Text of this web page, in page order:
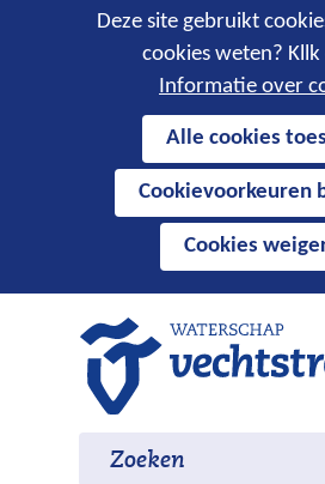
Cookies
toestaan?
Deze site gebruikt
cookies weten?
Informatie over
cookies
deze
website
worden
toegestaan
Alle cookies
Cookievoorkeuren
Cookies
Zoeken